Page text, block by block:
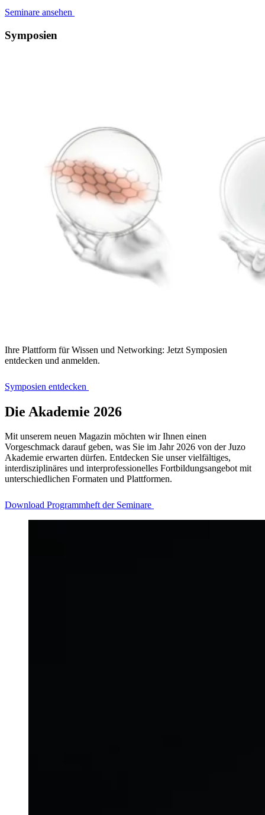
Seminare ansehen
Symposien
Ihre Plattform für Wissen und Networking: Jetzt Symposien
entdecken und anmelden.
Symposien entdecken
Die Akademie 2026
Mit unserem neuen Magazin möchten wir Ihnen einen
Vorgeschmack darauf geben, was Sie im Jahr 2026 von der Juzo
Akademie erwarten dürfen. Entdecken Sie unser vielfältiges,
interdisziplinäres und interprofessionelles Fortbildungsangebot mit
unterschiedlichen Formaten und Plattformen.
Download Programmheft der Seminare